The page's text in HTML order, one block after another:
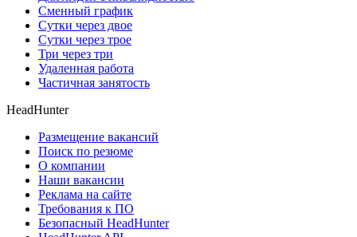
Сменный график
Сутки через двое
Сутки через трое
Три через три
Удаленная работа
Частичная занятость
HeadHunter
Размещение вакансий
Поиск по резюме
О компании
Наши вакансии
Реклама на сайте
Требования к ПО
Безопасный HeadHunter